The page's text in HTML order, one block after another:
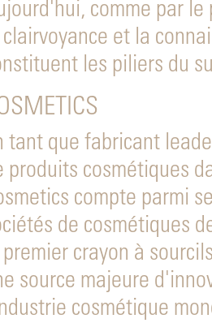
comme par
clairvoyance et la
les piliers du
tant que fabricant
produits cosmétiques
compte parmi
de cosmétiques
crayon à
source majeure
cosmétique